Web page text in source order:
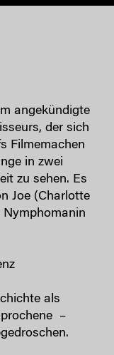
angekündigte
der sich
Filmemachen
in zwei
zu sehen. Es
Joe (Charlotte
Nymphomanin
als
–